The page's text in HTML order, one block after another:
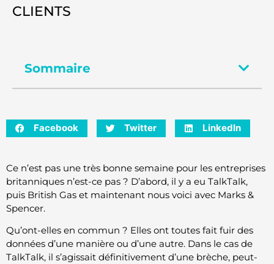
CLIENTS
Sommaire
Facebook Twitter LinkedIn
Ce n’est pas une très bonne semaine pour les entreprises
britanniques n’est-ce pas ? D’abord, il y a eu TalkTalk,
puis British Gas et maintenant nous voici avec Marks &
Spencer.
Qu’ont-elles en commun ? Elles ont toutes fait fuir des
données d’une manière ou d’une autre. Dans le cas de
TalkTalk, il s’agissait définitivement d’une brèche, peut-